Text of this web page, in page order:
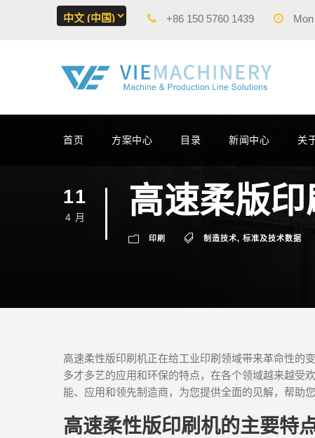
+86 150 5760 1439
首页 方案中心 目录 新闻中心 关
11
4 月 高速柔版
印刷 制造技术, 标准及技术数据
高速柔性版印刷机正在给工业印刷领域带来革命性的
多才多艺的应用和环保的特点，在各个领域越来越受
能、应用和领先制造商，为您提供全面的见解，帮助
高速柔性版印刷机的主要特